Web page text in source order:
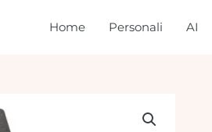
Home Personali AI